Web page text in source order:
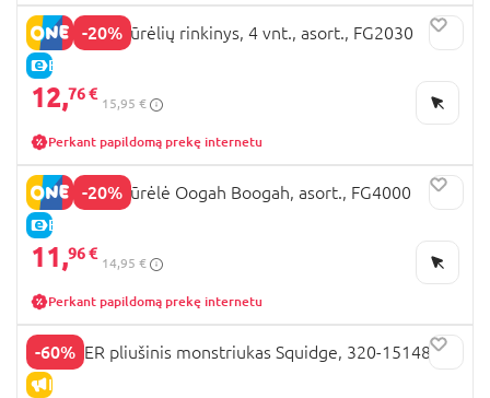
-20%
E-KAINA
FUGGLER figūrėlių rinkinys, 4 vnt., asort., FG2030
12,76 €
15,95 €
Perkant papildomą prekę internetu
-20%
E-KAINA
FUGGLER figūrėlė Oogah Boogah, asort., FG4000
11,96 €
14,95 €
Perkant papildomą prekę internetu
-60%
IŠPARDAVIMAS
FUGGLER pliušinis monstriukas Squidge, 320-15148-I